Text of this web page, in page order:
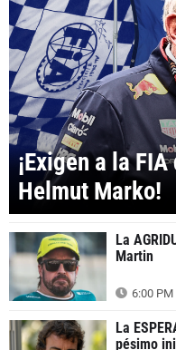
¡Exigen a la
Helmut Marko!
La
Martin
6:00 PM
La
pésimo